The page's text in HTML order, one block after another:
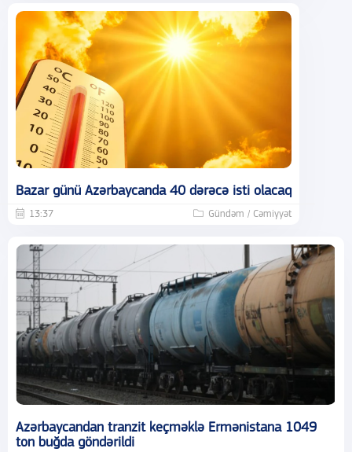
Bazar günü Azərbaycanda 40 dərəcə isti olacaq
13:37 Gündəm / Cəmiyyət
Azərbaycandan tranzit keçməklə Ermənistana 1049
ton buğda göndərildi